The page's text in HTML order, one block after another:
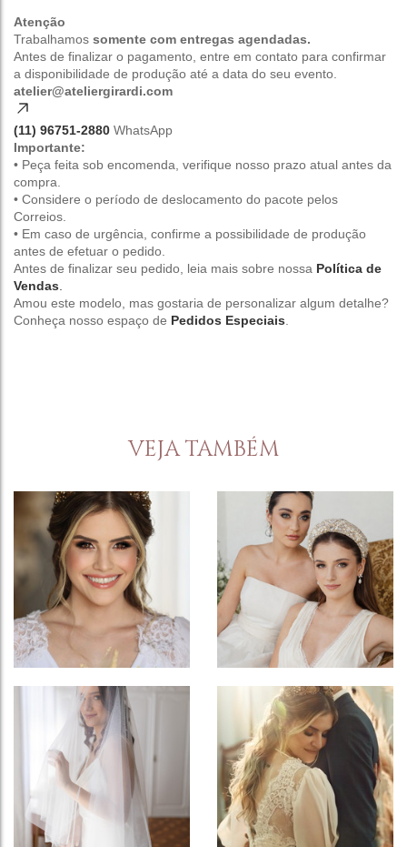
Atenção
Trabalhamos somente com entregas agendadas.
Antes de finalizar o pagamento, entre em contato para confirmar
a disponibilidade de produção até a data do seu evento.
atelier@ateliergirardi.com
(11) 96751-2880 WhatsApp
Importante:
• Peça feita sob encomenda, verifique nosso prazo atual antes da
compra.
• Considere o período de deslocamento do pacote pelos
Correios.
• Em caso de urgência, confirme a possibilidade de produção
antes de efetuar o pedido.
Antes de finalizar seu pedido, leia mais sobre nossa Política de
Vendas
Amou este modelo, mas gostaria de personalizar algum detalhe?
Conheça nosso espaço de Pedidos Especiais
VEJA TAMBÉM